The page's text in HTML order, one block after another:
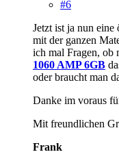
#6
Jetzt ist ja nun
mit der ganzen
ich mal Fragen, ob
1060 AMP 6GB
oder braucht man
Danke im voraus
Mit freundlichen
Frank